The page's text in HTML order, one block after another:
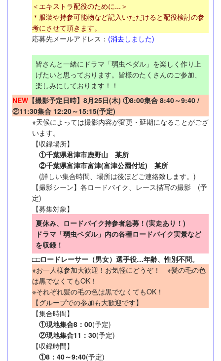
＜エキストラ配役のために...＞
＊服装や持参可能物など記入いただけると配役検討の参
考にさせて頂きます。
応募先メールアドレス： (消去しました)
皆さんと一緒にドラマ「弱虫ペダル」を楽しく作り上
げたいと思っております。皆様のたくさんのご参加、
楽しみにしております！！
NEW 【撮影予定日時】8月25日(木) ①8:00集合 8:40～9:40 /
②11:30集合 12:20～15:15(予定)
※天候によっては撮影内容が変更・延期になることがござ
います。
【収録場所】
①千葉県君津市鹿野山 某所
②千葉県富津市富津(富津公園付近) 某所
(詳しい集合時間、場所は後ほどご連絡致します。)
【撮影シーン】各ロードバイク、レース描写の撮影 (予
定)
【募集対象】
夏休み、ロードバイク持参者急募！(実走あり！)
ドラマ「弱虫ペダル」内の各種ロードバイク実景など
を収録！
□□ロードレーサー（男女）選手役…年齢、性別不問。
※お一人様参加大歓迎！お気軽にどうぞ！ ※髪の毛の色
は黒でなくてもOK！
※それぞれ髪の毛の色は黒でなくてもOK！
【グループでの参加も大歓迎です】
【集合時間】
①現地集合8：00(予定)
②現地集合11：30(予定)
【収録時間】
①8：40～9:40(予定)